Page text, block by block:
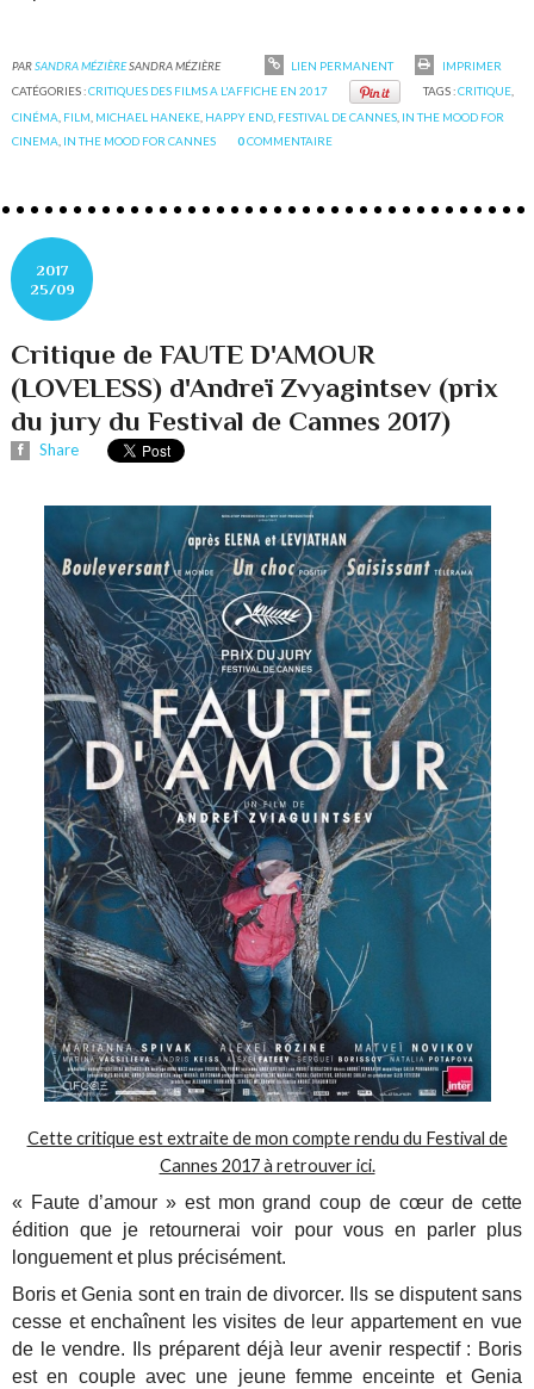
PARSANDRA MÉZIÈRESANDRA MÉZIÈRE LIEN PERMANENT
IMPRIMER
CATÉGORIES :CRITIQUES DES FILMS A L'AFFICHE EN 2017 TAGS :CRITIQUE,
CINÉMA, FILM, MICHAEL HANEKE, HAPPY END, FESTIVAL DE CANNES, IN THE MOOD FOR
CINEMA, IN THE MOOD FOR CANNES 0COMMENTAIRE
2017
25/09
Critique de FAUTE D'AMOUR
(LOVELESS) d'Andreï Zvyagintsev (prix
du jury du Festival de Cannes 2017)
Share
Cette critique est extraite de mon compte rendu du Festival de
Cannes 2017 à retrouver ici.
« Faute d’amour » est mon grand coup de cœur de cette
édition que je retournerai voir pour vous en parler plus
longuement et plus précisément.
Boris et Genia sont en train de divorcer. Ils se disputent sans
cesse et enchaînent les visites de leur appartement en vue
de le vendre. Ils préparent déjà leur avenir respectif : Boris
est en couple avec une jeune femme enceinte et Genia